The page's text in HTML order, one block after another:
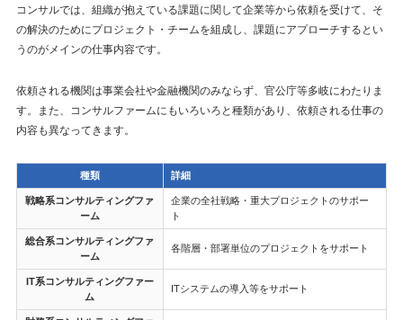
コンサルでは、組織が抱えている課題に関して企業等から依頼を受けて、そ
の解決のためにプロジェクト・チームを組成し、課題にアプローチするとい
うのがメインの仕事内容です。
依頼される機関は事業会社や金融機関のみならず、官公庁等多岐にわたりま
す。また、コンサルファームにもいろいろと種類があり、依頼される仕事の
内容も異なってきます。
種類 詳細
戦略系コンサルティングファ
ーム
企業の全社戦略・重大プロジェクトのサポー
ト
総合系コンサルティングファ
ーム
各階層・部署単位のプロジェクトをサポート
IT系コンサルティングファー
ム
ITシステムの導入等をサポート